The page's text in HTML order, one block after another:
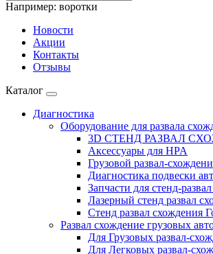
Например: воротки
Новости
Акции
Контакты
Отзывы
Каталог
Диагностика
Оборудование для развала
3D СТЕНД РАЗВАЛ
Аксессуары для HPA
Грузовой развал-
Диагностика подвески
Запчасти для стенд-
Лазерный стенд развал
Стенд развал схождения
Развал схождение грузовых
Для Грузовых развал-
Для Легковых развал-